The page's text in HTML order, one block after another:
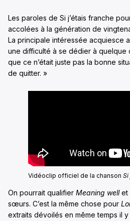
Les paroles de Si j’étais franche
accolées à la génération de
La principale intéressée acquiesce
une difficulté à se dédier à quelque
que ce n’était juste pas la bonne
de quitter. »
Vidéoclip officiel de la chanson Si
On pourrait qualifier Meaning wellet
sœurs. C’est la même chose pour
extraits dévoilés en même temps il